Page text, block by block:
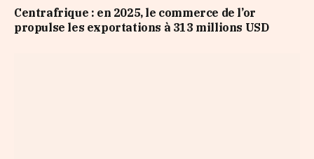
Centrafrique : en 2025, le commerce de l’or
propulse les exportations à 313 millions USD